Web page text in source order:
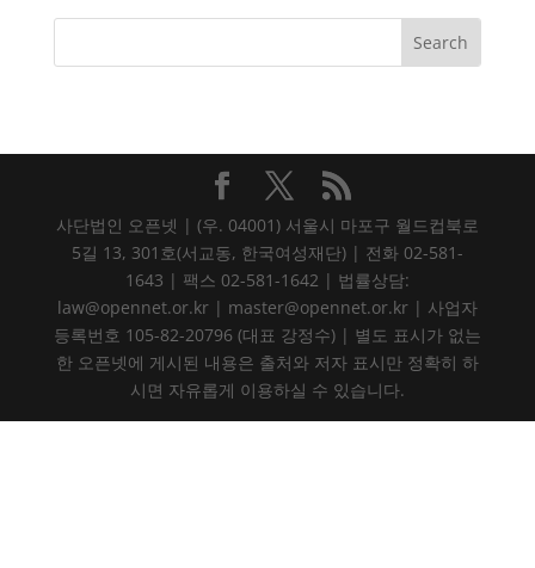
사단법인 오픈넷 | (우. 04001) 서울시 마포구 월드컵북로
5길 13, 301호(서교동, 한국여성재단) | 전화 02-581-
1643 | 팩스 02-581-1642 | 법률상담:
law@opennet.or.kr | master@opennet.or.kr | 사업자
등록번호 105-82-20796 (대표 강정수) | 별도 표시가 없는
한 오픈넷에 게시된 내용은 출처와 저자 표시만 정확히 하
시면 자유롭게 이용하실 수 있습니다.